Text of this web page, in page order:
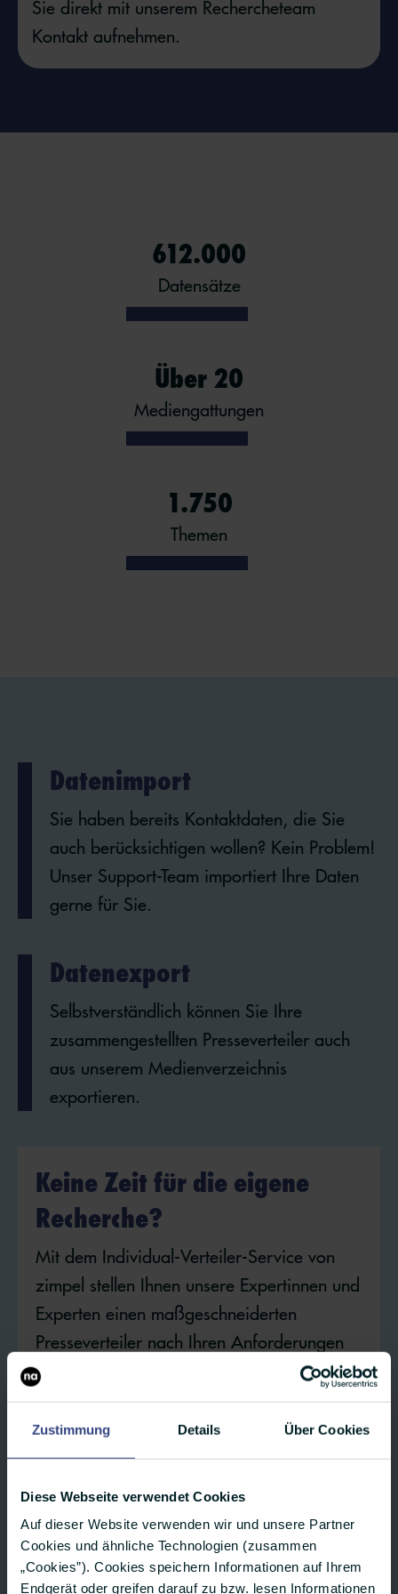
Zustimmung Details Über Cookies
Diese Webseite verwendet Cookies
Auf dieser Website verwenden wir und unsere Partner
Cookies und ähnliche Technologien (zusammen
„Cookies”). Cookies speichern Informationen auf Ihrem
Endgerät oder greifen darauf zu bzw. lesen Informationen
Sie direkt mit unserem Rechercheteam
Kontakt aufnehmen.
612.000
Datensätze
Über 20
Mediengattungen
1.750
Themen
Datenimport
Sie haben bereits Kontaktdaten, die Sie
auch berücksichtigen wollen? Kein Problem!
Unser Support-Team importiert Ihre Daten
gerne für Sie.
Datenexport
Selbstverständlich können Sie Ihre
zusammengestellten Presseverteiler auch
aus unserem Medienverzeichnis
exportieren.
Keine Zeit für die eigene
Recherche?
Mit dem Individual-Verteiler-Service von
zimpel stellen Ihnen unsere Expertinnen und
Experten einen maßgeschneiderten
Presseverteiler nach Ihren Anforderungen
zusammen. So sparen Sie Zeit und können
Ihren Verteiler direkt in der zimpel-
Webanwendung nutzen.